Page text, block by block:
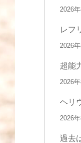
2026
レフ
2026
超能
2026
ヘリ
2026
過去